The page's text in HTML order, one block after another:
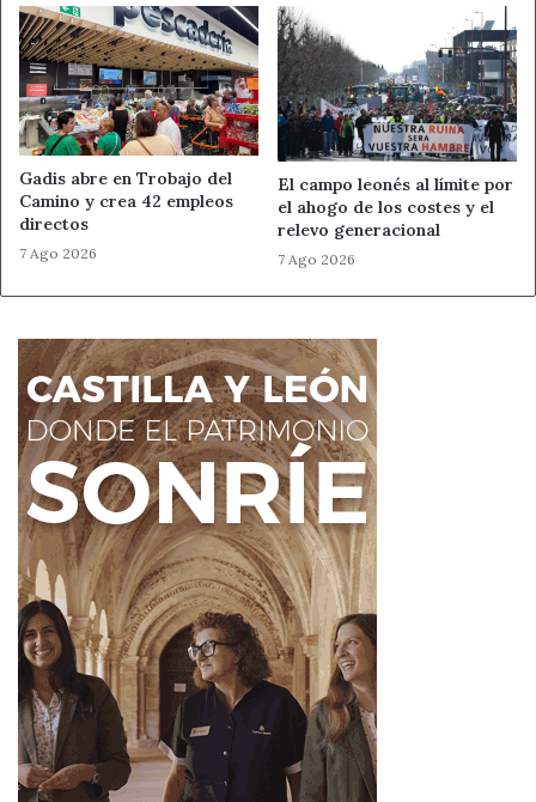
Museo de León Noticias de León
Gadis abre en Trobajo del
Camino y crea 42 empleos
directos
7 Ago 2026
El campo leonés al límite por
el ahogo de los costes y el
relevo generacional
7 Ago 2026